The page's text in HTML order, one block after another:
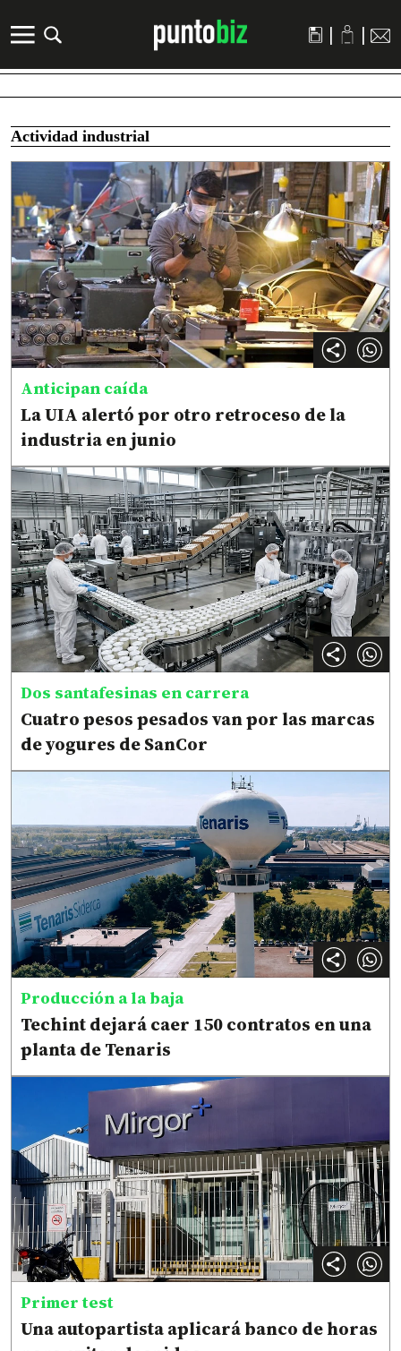
| |
Actividad industrial
Anticipan caída
La UIA alertó por otro retroceso de la
industria en junio
Dos santafesinas en carrera
Cuatro pesos pesados van por las marcas
de yogures de SanCor
Producción a la baja
Techint dejará caer 150 contratos en una
planta de Tenaris
Primer test
Una autopartista aplicará banco de horas